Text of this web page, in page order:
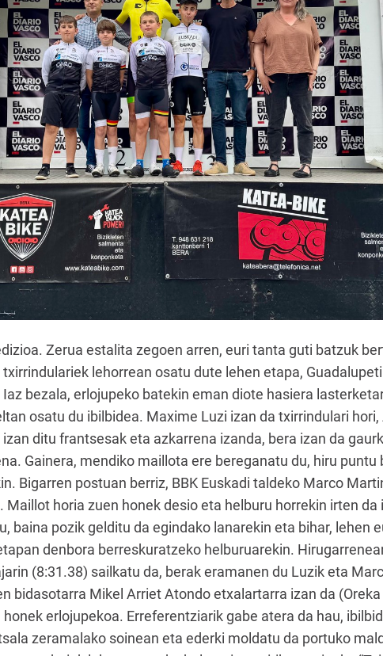
Zerua estalita zegoen arren, euri tanta guti batzuk
lehorrean osatu dute lehen etapa,
bezala, erlojupeko batekin eman diote hasiera
osatu du ibilbidea. Maxime Luzi izan da txirrindulari hori,
ditu frantsesak eta azkarrena izanda, bera izan da
Gainera, mendiko maillota ere bereganatu du, hiru
Bigarren postuan berriz, BBK Euskadi taldeko Marco
Maillot horia zuen honek desio eta helburu horrekin irten da
baina pozik gelditu da egindako lanarekin eta bihar, lehen
denbora berreskuratzeko helburuarekin.
(8:31.38) sailkatu da, berak eramanen du Luzik eta
bidasotarra Mikel Arriet Atondo etxalartarra izan da (Oreka
erlojupekoa. Erreferentziarik gabe atera da hau,
zeramalako soinean eta ederki moldatu da portuko